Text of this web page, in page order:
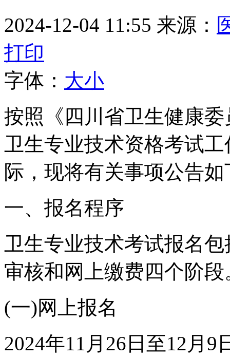
2024-12-04 11:55 来源：
打印
字体： 大小
按照《四川省卫生健康
卫生专业技术资格考试
际，现将有关事项公告如
一、报名程序
卫生专业技术考试报名
审核和网上缴费四个阶段
(一)网上报名
2024年11月26日至12月